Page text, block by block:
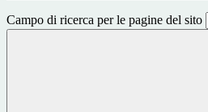
Campo di ricerca per le pagine del sito